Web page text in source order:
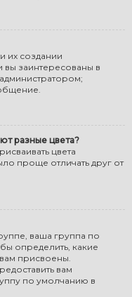
их создании
заинтересованы в
разные цвета?
цвета
проще отличать друг от
ваша группа по
определить, какие
присвоены.
вам
по умолчанию в